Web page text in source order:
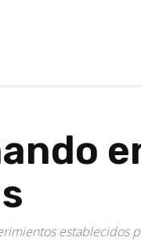
establecidos